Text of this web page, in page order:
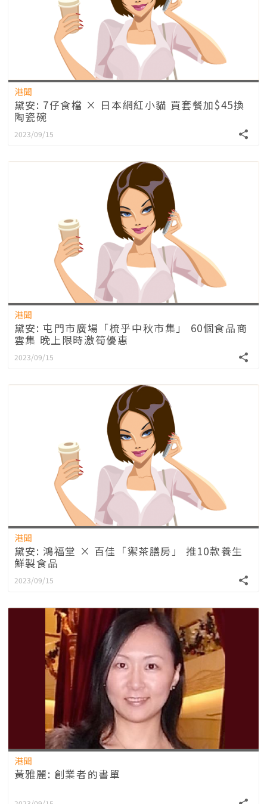
港聞
黛安: 7仔食檔 × 日本網紅小貓 買套餐加$45換
陶瓷碗
2023/09/15
港聞
黛安: 屯門市廣場「梳乎中秋市集」 60個食品商
雲集 晚上限時激筍優惠
2023/09/15
港聞
黛安: 鴻福堂 × 百佳「禦茶膳房」 推10款養生
鮮製食品
2023/09/15
港聞
黃雅麗: 創業者的書單